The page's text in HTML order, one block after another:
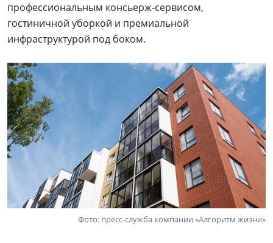
профессиональным консьерж-сервисом,
гостиничной уборкой и премиальной
инфраструктурой под боком.
Фото: пресс-служба компании «Алгоритм жизни»